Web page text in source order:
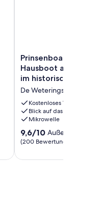
Prinsenboat,
Studio
auf
auf
dem
Prinsengracht
im
historischen
Zentrum
Weteringschans
Prinsenboat, Studio
Hausboot auf dem
im historischen
De Weteringschans
Kostenloses WLAN
Blick auf das Wasser
Mikrowelle
9.6
von
Außergewöhnlich,
9,6/10
(200 Bewertungen)